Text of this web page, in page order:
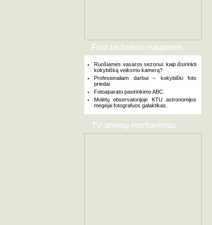
Foto technikos naujienos
Ruošiamės vasaros sezonui: kaip išsirinkti
kokybišką veiksmo kamerą?
Profesionaliam darbui – kokybiški foto
priedai.
Fotoaparato pasirinkimo ABC.
Molėtų observatorijoje KTU astronomijos
mėgėjai fotografuos galaktikas.
TV antenų montavimas